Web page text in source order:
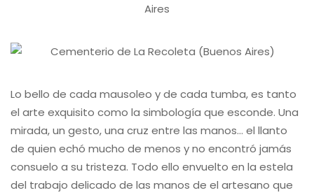
Lo bello de cada mausoleo y de cada tumba, es tanto
el arte exquisito como la simbología que esconde. Una
mirada, un gesto, una cruz entre las manos… el llanto
de quien echó mucho de menos y no encontró jamás
consuelo a su tristeza. Todo ello envuelto en la estela
del trabajo delicado de las manos de el artesano que